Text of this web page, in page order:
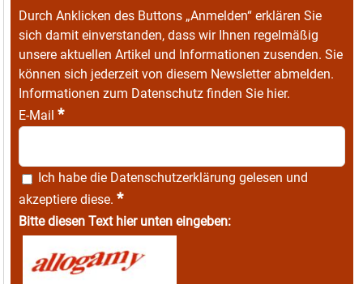
Durch Anklicken des Buttons „Anmelden“ erklären Sie
sich damit einverstanden, dass wir Ihnen regelmäßig
unsere aktuellen Artikel und Informationen zusenden. Sie
können sich jederzeit von diesem Newsletter abmelden.
Informationen zum Datenschutz finden Sie hier.
E-Mail *
Ich habe die Datenschutzerklärung gelesen und
akzeptiere diese. *
Bitte diesen Text hier unten eingeben: